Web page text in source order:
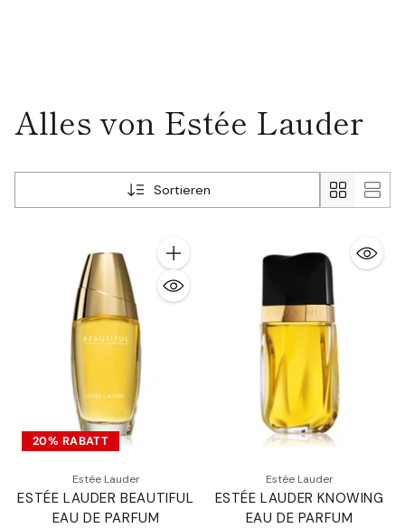
Alles von Estée Lauder
Sortieren
20% RABATT
Anzahl
Estée Lauder
ESTÉE LAUDER BEAUTIFUL
EAU DE PARFUM
Estée Lauder
ESTÉE LAUDER KNOWING
EAU DE PARFUM